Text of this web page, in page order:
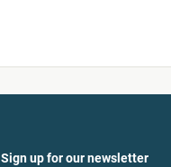
Sign up for our newsletter